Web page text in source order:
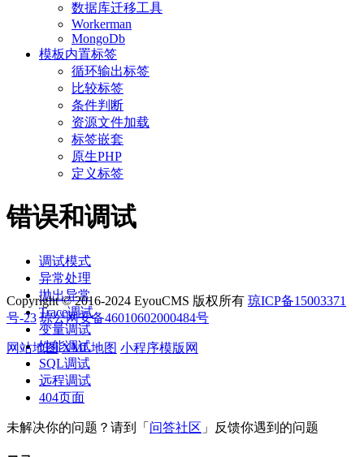
数据库迁移工具
Workerman
MongoDb
模板内置标签
循环输出标签
比较标签
条件判断
资源文件加载
标签嵌套
原生PHP
定义标签
错误和调试
调试模式
异常处理
抛出异常
Trace调试
变量调试
性能调试
SQL调试
远程调试
404页面
未解决你的问题？请到「 问答社区 」反馈你遇到的问题
Copyright © 2016-2024 EyouCMS 版权所有 琼ICP备15003371
号-23 琼公网安备46010602000484号
网站地图 XML地图 小程序模版网